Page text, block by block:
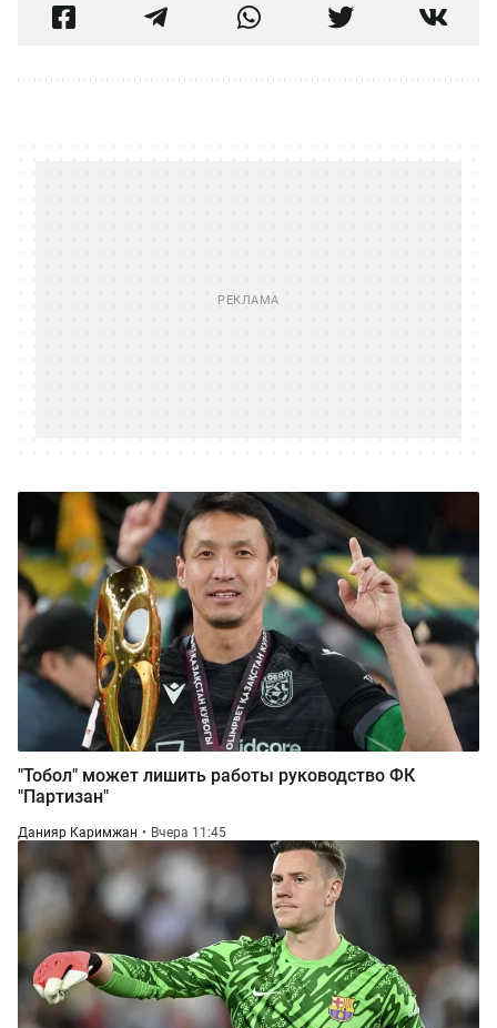
"Тобол" может лишить работы руководство ФК
"Партизан"
Данияр Каримжан Вчера 11:45